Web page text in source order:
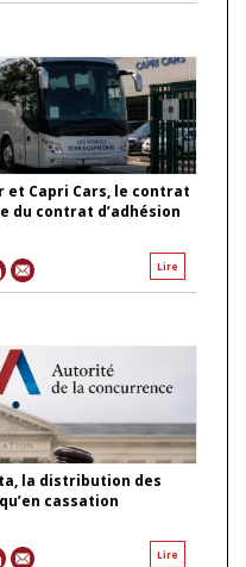
et Capri Cars, le contrat
du contrat d’adhésion
Lire
la distribution des
cassation
Lire